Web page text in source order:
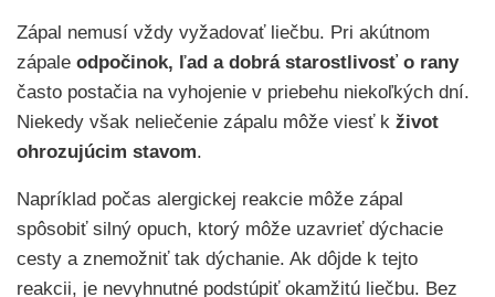
Zápal nemusí vždy vyžadovať liečbu. Pri akútnom
zápale odpočinok, ľad a dobrá starostlivosť o rany
často postačia na vyhojenie v priebehu niekoľkých dní.
Niekedy však neliečenie zápalu môže viesť k život
ohrozujúcim stavom.
Napríklad počas alergickej reakcie môže zápal
spôsobiť silný opuch, ktorý môže uzavrieť dýchacie
cesty a znemožniť tak dýchanie. Ak dôjde k tejto
reakcii, je nevyhnutné podstúpiť okamžitú liečbu. Bez